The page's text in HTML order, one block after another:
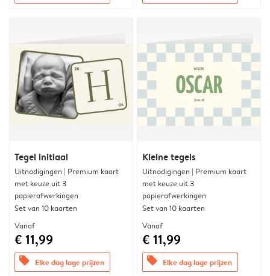
Tegel initiaal
Uitnodigingen | Premium kaart
met keuze uit 3
papierafwerkingen
Set van 10 kaarten
Vanaf
€ 11,99
offers Elke dag lage prijzen
Kleine tegels
Uitnodigingen | Premium kaart
met keuze uit 3
papierafwerkingen
Set van 10 kaarten
Vanaf
€ 11,99
offers Elke dag lage prijzen